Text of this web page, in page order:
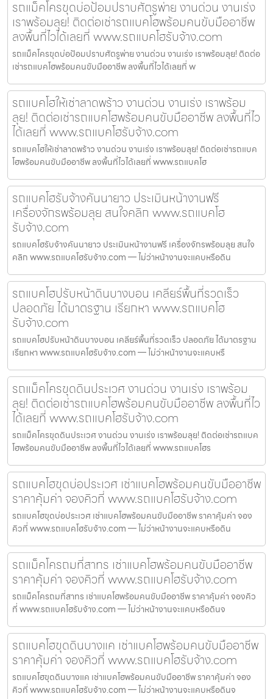
รถแม็คโครขุดบ่อป้อมปราบศัตรูพ่าย งานด่วน งานเร่ง
เราพร้อมลุย! ติดต่อเช่ารถแบคโฮพร้อมคนขับมืออาชีพ
ลงพื้นที่ไวได้เลยที่ www.รถแบคโฮรับจ้าง.com
รถแม็คโครขุดบ่อป้อมปราบศัตรูพ่าย งานด่วน งานเร่ง เราพร้อมลุย! ติดต่อ
เช่ารถแบคโฮพร้อมคนขับมืออาชีพ ลงพื้นที่ไวได้เลยที่ w
รถแบคโฮให้เช่าลาดพร้าว งานด่วน งานเร่ง เราพร้อม
ลุย! ติดต่อเช่ารถแบคโฮพร้อมคนขับมืออาชีพ ลงพื้นที่ไว
ได้เลยที่ www.รถแบคโฮรับจ้าง.com
รถแบคโฮให้เช่าลาดพร้าว งานด่วน งานเร่ง เราพร้อมลุย! ติดต่อเช่ารถแบค
โฮพร้อมคนขับมืออาชีพ ลงพื้นที่ไวได้เลยที่ www.รถแบคโฮ
รถแบคโฮรับจ้างคันนายาว ประเมินหน้างานฟรี
เครื่องจักรพร้อมลุย สนใจคลิก www.รถแบคโฮ
รับจ้าง.com
รถแบคโฮรับจ้างคันนายาว ประเมินหน้างานฟรี เครื่องจักรพร้อมลุย สนใจ
คลิก www.รถแบคโฮรับจ้าง.com — ไม่ว่าหน้างานจะแคบหรือดิน
รถแบคโฮปรับหน้าดินบางบอน เคลียร์พื้นที่รวดเร็ว
ปลอดภัย ได้มาตรฐาน เรียกหา www.รถแบคโฮ
รับจ้าง.com
รถแบคโฮปรับหน้าดินบางบอน เคลียร์พื้นที่รวดเร็ว ปลอดภัย ได้มาตรฐาน
เรียกหา www.รถแบคโฮรับจ้าง.com — ไม่ว่าหน้างานจะแคบหรื
รถแม็คโครขุดดินประเวศ งานด่วน งานเร่ง เราพร้อม
ลุย! ติดต่อเช่ารถแบคโฮพร้อมคนขับมืออาชีพ ลงพื้นที่ไว
ได้เลยที่ www.รถแบคโฮรับจ้าง.com
รถแม็คโครขุดดินประเวศ งานด่วน งานเร่ง เราพร้อมลุย! ติดต่อเช่ารถแบค
โฮพร้อมคนขับมืออาชีพ ลงพื้นที่ไวได้เลยที่ www.รถแบคโฮร
รถแบคโฮขุดบ่อประเวศ เช่าแบคโฮพร้อมคนขับมืออาชีพ
ราคาคุ้มค่า จองคิวที่ www.รถแบคโฮรับจ้าง.com
รถแบคโฮขุดบ่อประเวศ เช่าแบคโฮพร้อมคนขับมืออาชีพ ราคาคุ้มค่า จอง
คิวที่ www.รถแบคโฮรับจ้าง.com — ไม่ว่าหน้างานจะแคบหรือดิน
รถแม็คโครถมที่สาทร เช่าแบคโฮพร้อมคนขับมืออาชีพ
ราคาคุ้มค่า จองคิวที่ www.รถแบคโฮรับจ้าง.com
รถแม็คโครถมที่สาทร เช่าแบคโฮพร้อมคนขับมืออาชีพ ราคาคุ้มค่า จองคิว
ที่ www.รถแบคโฮรับจ้าง.com — ไม่ว่าหน้างานจะแคบหรือดินจ
รถแบคโฮขุดดินบางแค เช่าแบคโฮพร้อมคนขับมืออาชีพ
ราคาคุ้มค่า จองคิวที่ www.รถแบคโฮรับจ้าง.com
รถแบคโฮขุดดินบางแค เช่าแบคโฮพร้อมคนขับมืออาชีพ ราคาคุ้มค่า จอง
คิวที่ www.รถแบคโฮรับจ้าง.com — ไม่ว่าหน้างานจะแคบหรือดินจ